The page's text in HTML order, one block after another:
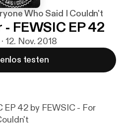
Who Said I Couldn't
FEWSIC EP 42
12. Nov. 2018
testen
EP 42 by FEWSIC - For